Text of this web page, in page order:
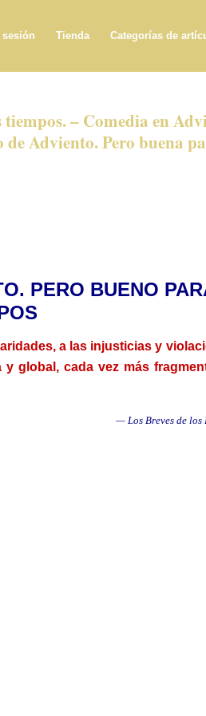
sesión Tienda Categorías de
– Comedia en
Adviento. Pero buena
PERO BUENO
a las injusticias y
global, cada vez más
— Los Breves de los